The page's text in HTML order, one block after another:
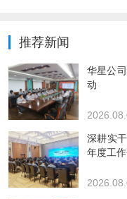
推荐新闻
华星公
动
深耕实
年度工